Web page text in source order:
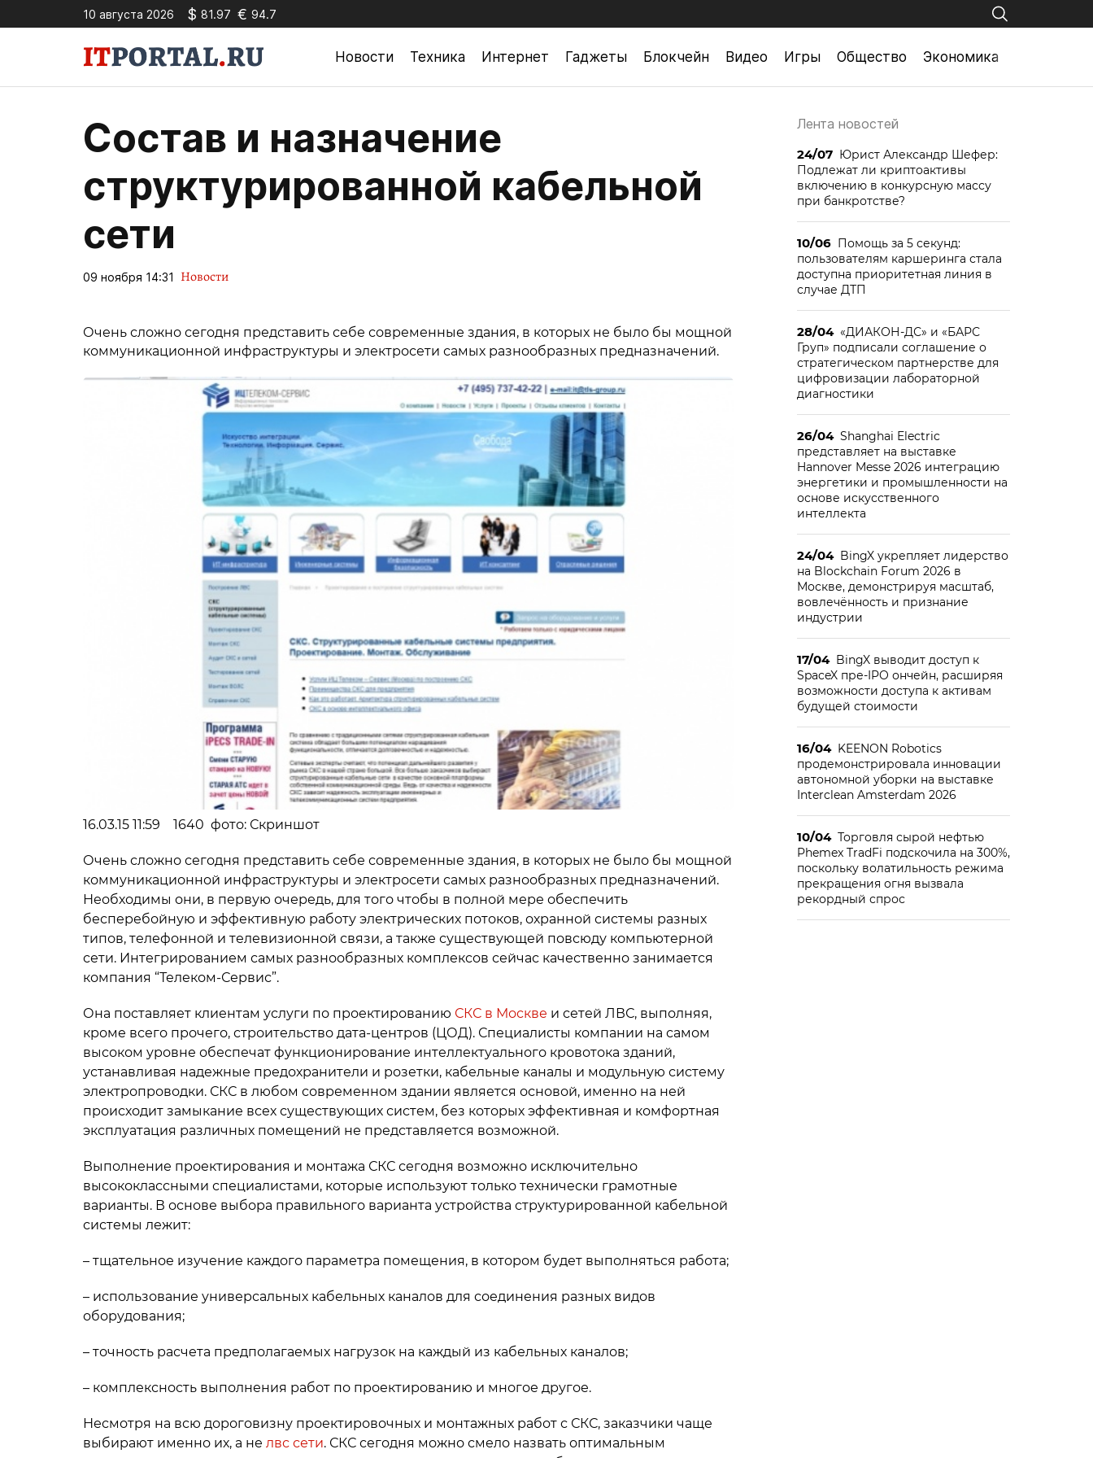
10 августа 2026 $ 81.97 € 94.7
Новости Техника Интернет Гаджеты Блокчейн Видео Игры Общество Экономика
Состав и назначение
структурированной кабельной
сети
09 ноября 14:31 Новости
Очень сложно сегодня представить себе современные здания, в которых не было бы мощной
коммуникационной инфраструктуры и электросети самых разнообразных предназначений.
16.03.15 11:59 1640 фото: Скриншот
Очень сложно сегодня представить себе современные здания, в которых не было бы мощной
коммуникационной инфраструктуры и электросети самых разнообразных предназначений.
Необходимы они, в первую очередь, для того чтобы в полной мере обеспечить
бесперебойную и эффективную работу электрических потоков, охранной системы разных
типов, телефонной и телевизионной связи, а также существующей повсюду компьютерной
сети. Интегрированием самых разнообразных комплексов сейчас качественно занимается
компания “Телеком-Сервис”.
Она поставляет клиентам услуги по проектированию СКС в Москве и сетей ЛВС, выполняя,
кроме всего прочего, строительство дата-центров (ЦОД). Специалисты компании на самом
высоком уровне обеспечат функционирование интеллектуального кровотока зданий,
устанавливая надежные предохранители и розетки, кабельные каналы и модульную систему
электропроводки. СКС в любом современном здании является основой, именно на ней
происходит замыкание всех существующих систем, без которых эффективная и комфортная
эксплуатация различных помещений не представляется возможной.
Выполнение проектирования и монтажа СКС сегодня возможно исключительно
высококлассными специалистами, которые используют только технически грамотные
варианты. В основе выбора правильного варианта устройства структурированной кабельной
системы лежит:
– тщательное изучение каждого параметра помещения, в котором будет выполняться работа;
– использование универсальных кабельных каналов для соединения разных видов
оборудования;
– точность расчета предполагаемых нагрузок на каждый из кабельных каналов;
– комплексность выполнения работ по проектированию и многое другое.
Несмотря на всю дороговизну проектировочных и монтажных работ с СКС, заказчики чаще
выбирают именно их, а не лвс сети. СКС сегодня можно смело назвать оптимальным
Лента новостей
24/07 Юрист Александр Шефер:
Подлежат ли криптоактивы
включению в конкурсную массу
при банкротстве?
10/06 Помощь за 5 секунд:
пользователям каршеринга стала
доступна приоритетная линия в
случае ДТП
28/04 «ДИАКОН-ДС» и «БАРС
Груп» подписали соглашение о
стратегическом партнерстве для
цифровизации лабораторной
диагностики
26/04 Shanghai Electric
представляет на выставке
Hannover Messe 2026 интеграцию
энергетики и промышленности на
основе искусственного
интеллекта
24/04 BingX укрепляет лидерство
на Blockchain Forum 2026 в
Москве, демонстрируя масштаб,
вовлечённость и признание
индустрии
17/04 BingX выводит доступ к
SpaceX пре-IPO ончейн, расширяя
возможности доступа к активам
будущей стоимости
16/04 KEENON Robotics
продемонстрировала инновации
автономной уборки на выставке
Interclean Amsterdam 2026
10/04 Торговля сырой нефтью
Phemex TradFi подскочила на 300%,
поскольку волатильность режима
прекращения огня вызвала
рекордный спрос